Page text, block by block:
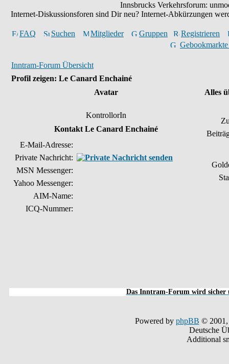
Innsbrucks Verkehrsforum:
Internet-Diskussionsforen sind Dir neu? Internet-Abkürzungen
FAQ Suchen Mitglieder Gruppen
Registrieren
Inntram-Forum Übersicht
Profil zeigen: Le Canard Enchainé
Avatar
Alles
KontrollorIn
Kontakt Le Canard Enchainé
E-Mail-Adresse:
Private Nachricht:
MSN Messenger:
Yahoo Messenger:
AIM-Name:
ICQ-Nummer:
Das Inntram-Forum wird sicher
Powered by phpBB © 2001,
Deutsche
Additional